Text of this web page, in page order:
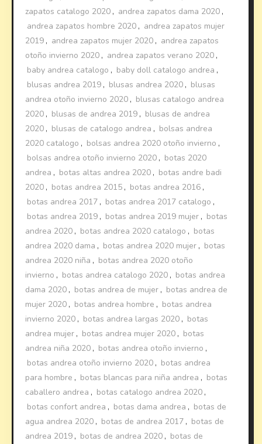
zapatos catalogo 2020 , andrea zapatos dama 2020 ,
andrea zapatos hombre 2020 , andrea zapatos mujer
2019 , andrea zapatos mujer 2020 , andrea zapatos
otoño invierno 2020 , andrea zapatos verano 2020 ,
baby andrea catalogo , baby doll catalogo andrea ,
blusas andrea 2019 , blusas andrea 2020 , blusas
andrea otoño invierno 2020 , blusas catalogo andrea
2020 , blusas de andrea 2019 , blusas de andrea
2020 , blusas de catalogo andrea , bolsas andrea
2020 catalogo , bolsas andrea 2020 otoño invierno ,
bolsas andrea otoño invierno 2020 , botas 2020
andrea , botas altas andrea 2020 , botas andre badi
2020 , botas andrea 2015 , botas andrea 2016 ,
botas andrea 2017 , botas andrea 2017 catalogo ,
botas andrea 2019 , botas andrea 2019 mujer , botas
andrea 2020 , botas andrea 2020 catalogo , botas
andrea 2020 dama , botas andrea 2020 mujer , botas
andrea 2020 niña , botas andrea 2020 otoño
invierno , botas andrea catalogo 2020 , botas andrea
dama 2020 , botas andrea de mujer , botas andrea de
mujer 2020 , botas andrea hombre , botas andrea
invierno 2020 , botas andrea largas 2020 , botas
andrea mujer , botas andrea mujer 2020 , botas
andrea niña 2020 , botas andrea otoño invierno ,
botas andrea otoño invierno 2020 , botas andrea
para hombre , botas blancas para niña andrea , botas
caballero andrea , botas catalogo andrea 2020 ,
botas confort andrea , botas dama andrea , botas de
agua andrea 2020 , botas de andrea 2017 , botas de
andrea 2019 , botas de andrea 2020 , botas de